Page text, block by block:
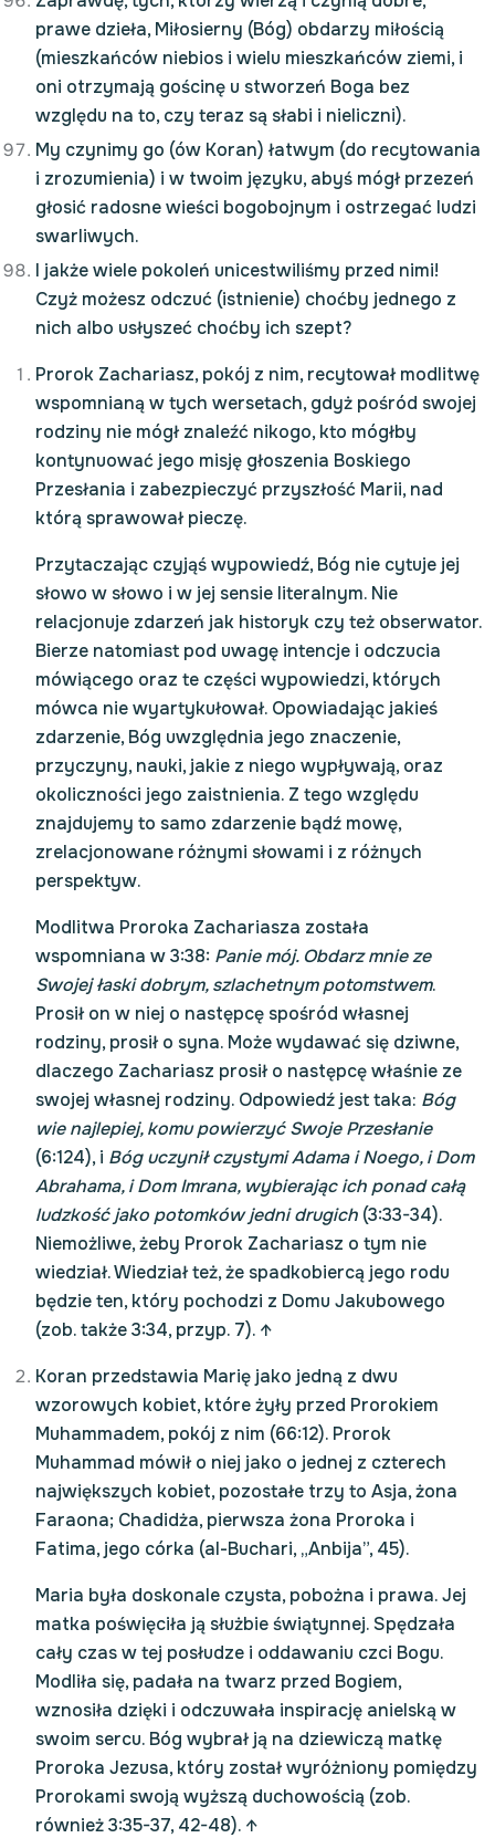
prawe dzieła, Miłosierny (Bóg) obdarzy miłością
(mieszkańców niebios i wielu mieszkańców ziemi, i
oni otrzymają gościnę u stworzeń Boga bez
względu na to, czy teraz są słabi i nieliczni).
My czynimy go (ów Koran) łatwym (do recytowania
i zrozumienia) i w twoim języku, abyś mógł przezeń
głosić radosne wieści bogobojnym i ostrzegać ludzi
swarliwych.
I jakże wiele pokoleń unicestwiliśmy przed nimi!
Czyż możesz odczuć (istnienie) choćby jednego z
nich albo usłyszeć choćby ich szept?
Prorok Zachariasz, pokój z nim, recytował modlitwę
wspomnianą w tych wersetach, gdyż pośród swojej
rodziny nie mógł znaleźć nikogo, kto mógłby
kontynuować jego misję głoszenia Boskiego
Przesłania i zabezpieczyć przyszłość Marii, nad
którą sprawował pieczę.
Przytaczając czyjąś wypowiedź, Bóg nie cytuje jej
słowo w słowo i w jej sensie literalnym. Nie
relacjonuje zdarzeń jak historyk czy też obserwator.
Bierze natomiast pod uwagę intencje i odczucia
mówiącego oraz te części wypowiedzi, których
mówca nie wyartykułował. Opowiadając jakieś
zdarzenie, Bóg uwzględnia jego znaczenie,
przyczyny, nauki, jakie z niego wypływają, oraz
okoliczności jego zaistnienia. Z tego względu
znajdujemy to samo zdarzenie bądź mowę,
zrelacjonowane różnymi słowami i z różnych
perspektyw.
Modlitwa Proroka Zachariasza została
wspomniana w 3:38: Panie mój. Obdarz mnie ze
Swojej łaski dobrym, szlachetnym potomstwem.
Prosił on w niej o następcę spośród własnej
rodziny, prosił o syna. Może wydawać się dziwne,
dlaczego Zachariasz prosił o następcę właśnie ze
swojej własnej rodziny. Odpowiedź jest taka: Bóg
wie najlepiej, komu powierzyć Swoje Przesłanie
(6:124), i Bóg uczynił czystymi Adama i Noego, i Dom
Abrahama, i Dom Imrana, wybierając ich ponad całą
ludzkość jako potomków jedni drugich (3:33-34).
Niemożliwe, żeby Prorok Zachariasz o tym nie
wiedział. Wiedział też, że spadkobiercą jego rodu
będzie ten, który pochodzi z Domu Jakubowego
(zob. także 3:34, przyp. 7). ↑
Koran przedstawia Marię jako jedną z dwu
wzorowych kobiet, które żyły przed Prorokiem
Muhammadem, pokój z nim (66:12). Prorok
Muhammad mówił o niej jako o jednej z czterech
największych kobiet, pozostałe trzy to Asja, żona
Faraona; Chadidża, pierwsza żona Proroka i
Fatima, jego córka (al-Buchari, „Anbija”, 45).
Maria była doskonale czysta, pobożna i prawa. Jej
matka poświęciła ją służbie świątynnej. Spędzała
cały czas w tej posłudze i oddawaniu czci Bogu.
Modliła się, padała na twarz przed Bogiem,
wznosiła dzięki i odczuwała inspirację anielską w
swoim sercu. Bóg wybrał ją na dziewiczą matkę
Proroka Jezusa, który został wyróżniony pomiędzy
Prorokami swoją wyższą duchowością (zob.
również 3:35-37, 42-48). ↑